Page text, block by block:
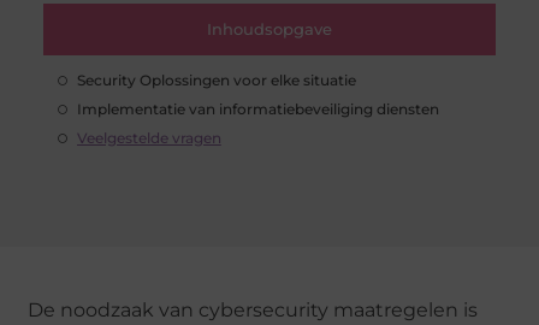
Inhoudsopgave
Security Oplossingen voor elke situatie
Implementatie van informatiebeveiliging diensten
Veelgestelde vragen
De noodzaak van cybersecurity maatregelen is